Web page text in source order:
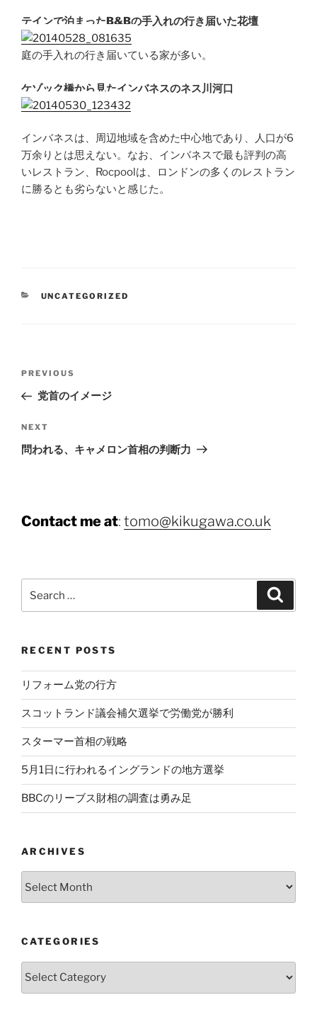
テインで泊まったB&Bの手入れの行き届いた花壇
庭の手入れの行き届いている家が多い。
ケゾック橋から見たインバネスのネス川河口
インバネスは、周辺地域を含めた中心地であり、人口が6
万余りとは思えない。なお、インバネスで最も評判の高
いレストラン、Rocpoolは、ロンドンの多くのレストラン
に勝るとも劣らないと感じた。
CATEGORIES
UNCATEGORIZED
Previous
Post
PREVIOUS
党首のイメージ
Next
Post
NEXT
問われる、キャメロン首相の判断力
Contact me at: tomo@kikugawa.co.uk
for:
RECENT POSTS
リフォーム党の行方
スコットランド議会補欠選挙で労働党が勝利
スターマー首相の戦略
5月1日に行われるイングランドの地方選挙
BBCのリーブス財相の調査は勇み足
ARCHIVES
CATEGORIES
Categories